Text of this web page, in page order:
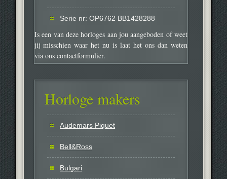
Serie nr: OP6762 BB1428288
Is een van deze horloges aan jou aangeboden of weet
jij misschien waar het nu is laat het ons dan weten
via ons contactformulier.
Horloge makers
Audemars Piquet
Bell&Ross
Bulgari